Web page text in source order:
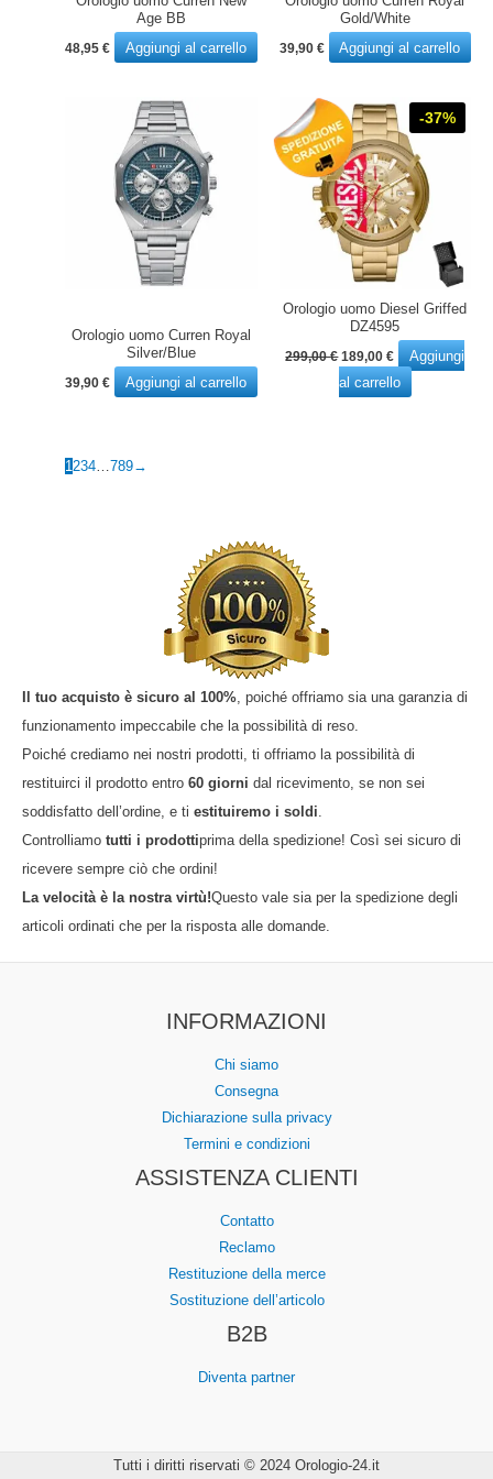
Il tuo acquisto è sicuro al 100% , poiché offriamo sia una garanzia di
funzionamento impeccabile che la possibilità di reso.
Poiché crediamo nei nostri prodotti, ti offriamo la possibilità di
restituirci il prodotto entro 60 giorni dal ricevimento, se non sei
soddisfatto dell’ordine, e ti estituiremo i soldi
Controlliamo tutti i prodottiprima della spedizione! Così sei sicuro di
ricevere sempre ciò che ordini!
La velocità è la nostra virtù!Questo vale sia per la spedizione degli
articoli ordinati che per la risposta alle domande.
Age BB
48,95 € Aggiungi al carrello
Gold/White
39,90 € Aggiungi al carrello
Orologio uomo Curren Royal
Silver/Blue
39,90 € Aggiungi al carrello
-37%
Orologio uomo Diesel Griffed
DZ4595
299,00€ Il
prezzo
originale
era:
189,00€Il
prezzo
attuale
è:
Aggiungi
al carrello
1 234 789→
INFORMAZIONI
Chi siamo
Consegna
Dichiarazione sulla privacy
Termini e condizioni
ASSISTENZA CLIENTI
Contatto
Reclamo
Restituzione della merce
Sostituzione dell’articolo
B2B
Diventa partner
Tutti i diritti riservati © 2024 Orologio-24.it